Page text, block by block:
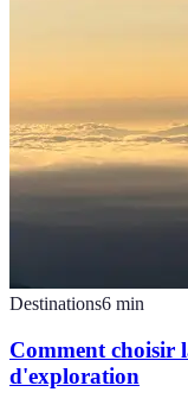
Destinations6 min
Comment choisir
d'exploration